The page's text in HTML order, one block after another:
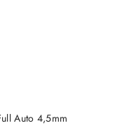
Auto 4,5mm